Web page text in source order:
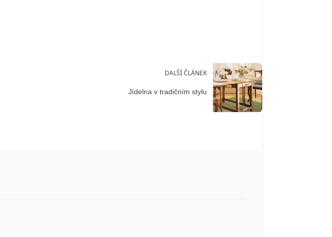
DALŠÍ ČLÁNEK
Jídelna v tradičním stylu